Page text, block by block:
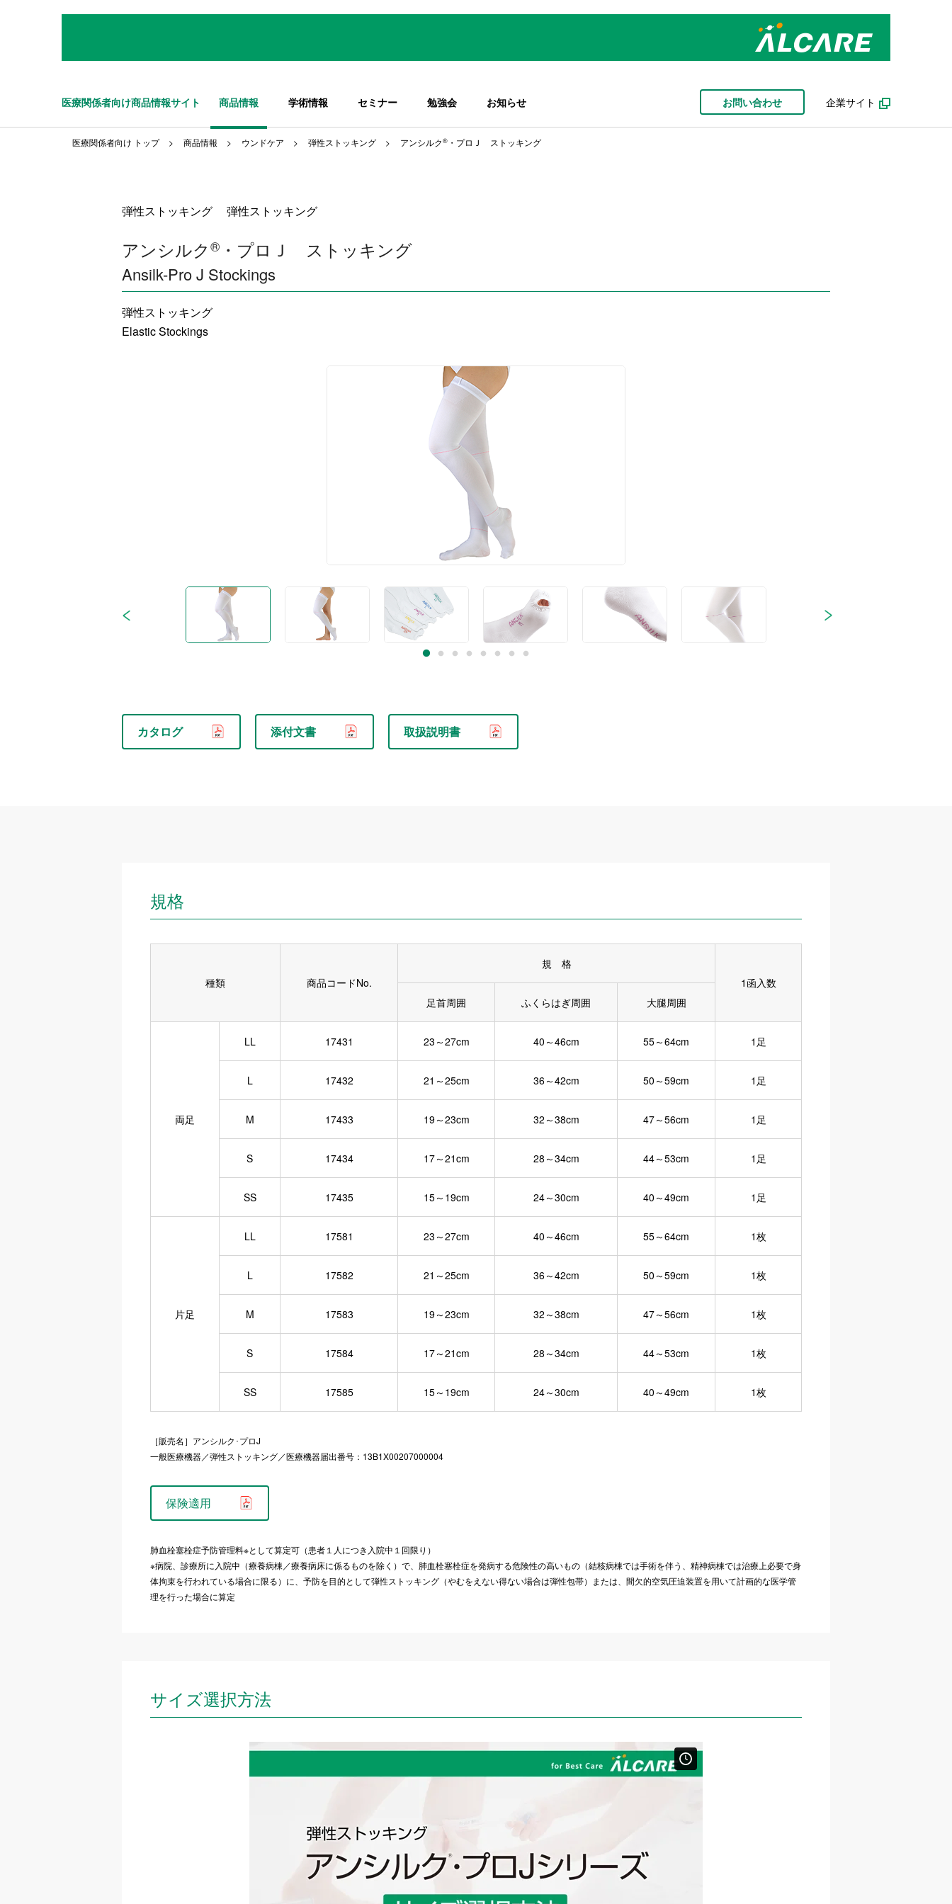
医療関係者向け商品情報サイト 商品情報 学術情報 セミナー 勉強会 お知らせ お問い合わせ 企業サイト
医療関係者向け トップ 商品情報 ウンドケア 弾性ストッキング アンシルク® ・プロＪ ストッキング
弾性ストッキング 弾性ストッキング
アンシルク® ・プロＪ ストッキング
Ansilk-Pro J Stockings
弾性ストッキング
Elastic Stockings
カタログ 添付文書 取扱説明書
規格
種類 商品コードNo.
規 格
1函入数
足首周囲
ふくらはぎ周囲 大腿周囲
両足
LL 17431 23～27cm 40～46cm 55～64cm 1足
L 17432 21～25cm 36～42cm 50～59cm 1足
M 17433 19～23cm 32～38cm 47～56cm 1足
S 17434 17～21cm 28～34cm 44～53cm 1足
SS 17435 15～19cm 24～30cm 40～49cm 1足
片足
LL 17581 23～27cm 40～46cm 55～64cm 1枚
L 17582 21～25cm 36～42cm 50～59cm 1枚
M 17583 19～23cm 32～38cm 47～56cm 1枚
S 17584 17～21cm 28～34cm 44～53cm 1枚
SS 17585 15～19cm 24～30cm 40～49cm 1枚
［販売名］アンシルク･プロJ
一般医療機器／弾性ストッキング／医療機器届出番号：13B1X00207000004
保険適用
肺血栓塞栓症予防管理料※として算定可（患者１人につき入院中１回限り）
※病院、診療所に入院中（療養病棟／療養病床に係るものを除く）で、肺血栓塞栓症を発病する危険性の高いもの（結核病棟では手術を伴う、精神病棟では治療上必要で身
体拘束を行われている場合に限る）に、予防を目的として弾性ストッキング（やむをえない得ない場合は弾性包帯）または、間欠的空気圧迫装置を用いて計画的な医学管
理を行った場合に算定
サイズ選択方法